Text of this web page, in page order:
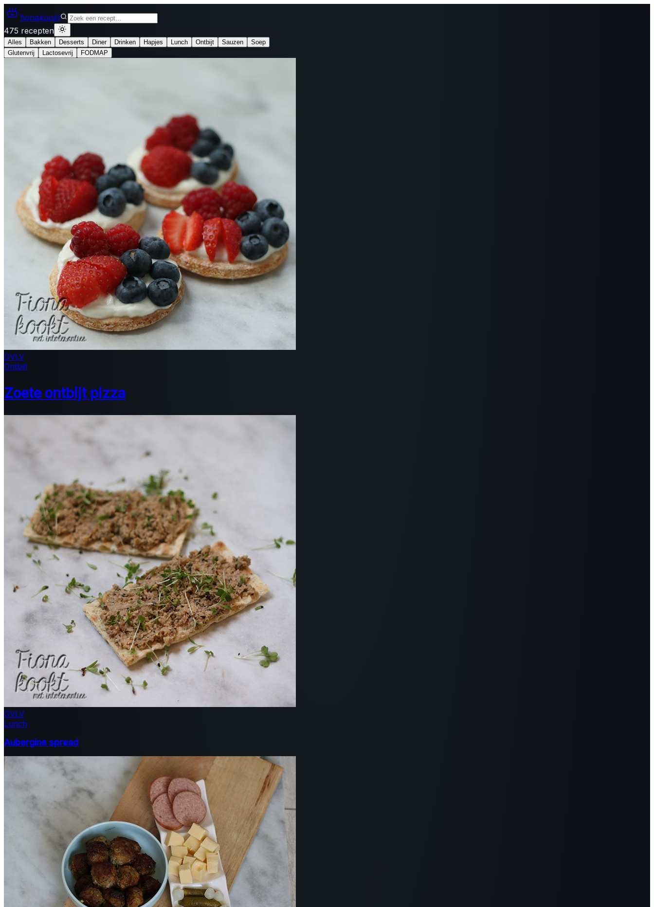
fionakookt
475 recepten
Alles Bakken Desserts Diner Drinken Hapjes Lunch Ontbijt Sauzen
Soep
Glutenvrij
Lactosevrij FODMAP
GVLV
Ontbijt
Zoete ontbijt pizza
GVLV
Lunch
Aubergine spread